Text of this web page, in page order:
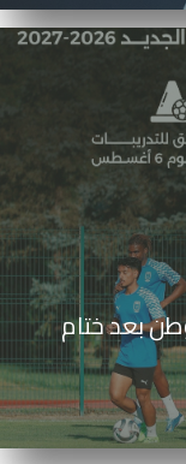
بعد ختام